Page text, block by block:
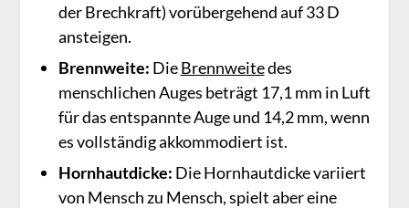
der Brechkraft) vorübergehend auf 33 D
ansteigen.
Brennweite: DieBrennweitedes
menschlichen Auges beträgt 17,1 mm in Luft
für das entspannte Auge und 14,2 mm, wenn
es vollständig akkommodiert ist.
Hornhautdicke: Die Hornhautdicke variiert
von Mensch zu Mensch, spielt aber eine